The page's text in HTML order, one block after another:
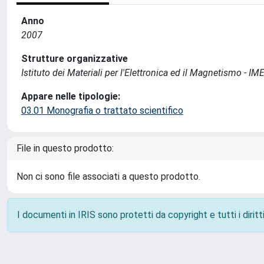
Anno
2007
Strutture organizzative
Istituto dei Materiali per l'Elettronica ed il Magnetismo -
Appare nelle tipologie:
03.01 Monografia o trattato scientifico
File in questo prodotto:
Non ci sono file associati a questo prodotto.
I documenti in IRIS sono protetti da copyright e tutti i